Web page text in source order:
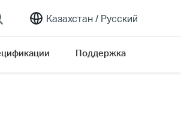
Казахстан / Русский
Поддержка